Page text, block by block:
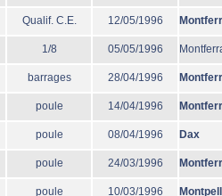
Qualif. C.E. 12/05/1996
1/8 05/05/1996
barrages 28/04/1996
poule 14/04/1996
poule 08/04/1996 Dax
poule 24/03/1996
poule 10/03/1996